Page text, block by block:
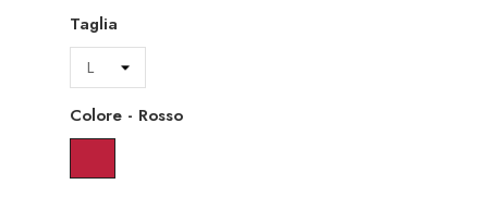
Taglia
Colore - Rosso